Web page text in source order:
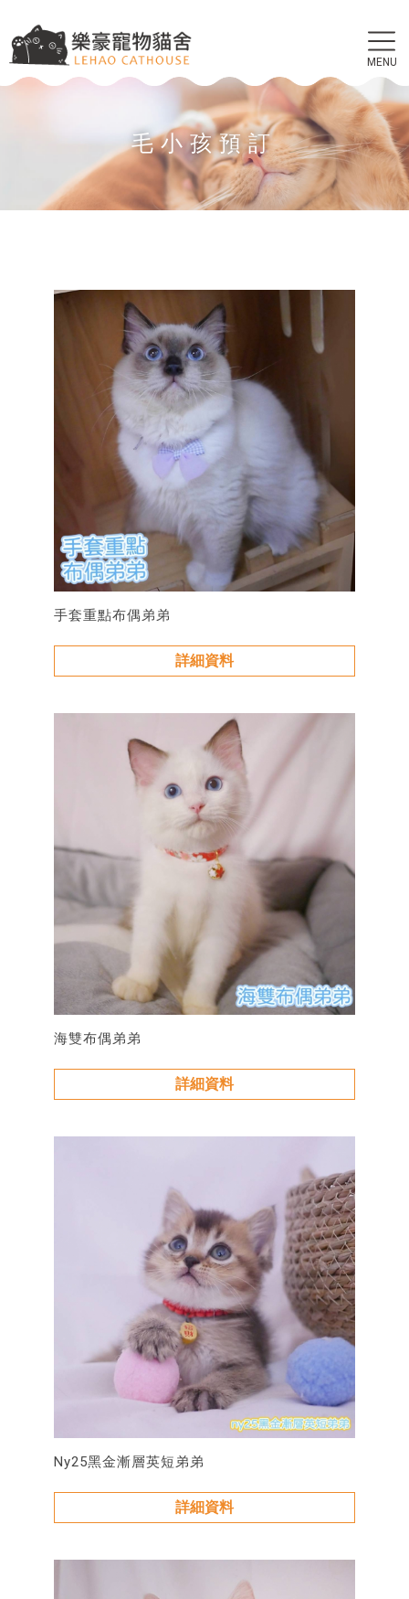
毛小孩預訂
手套重點布偶弟弟
詳細資料
海雙布偶弟弟
詳細資料
Ny25黑金漸層英短弟弟
詳細資料